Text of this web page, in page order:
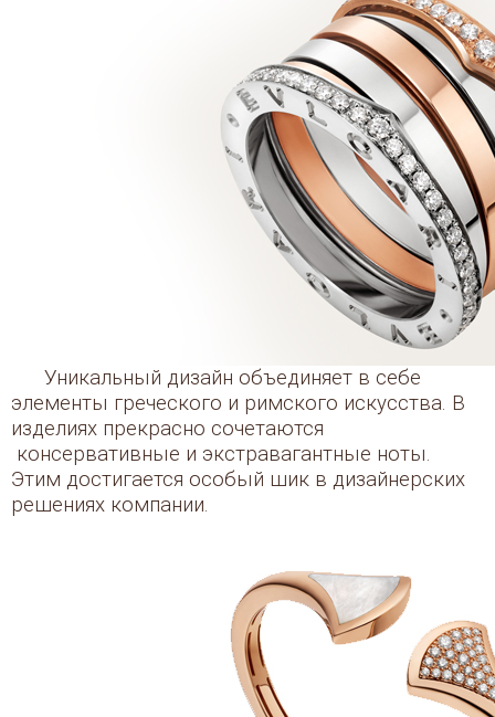
Уникальный дизайн объединяет в себе
элементы греческого и римского искусства. В
изделиях прекрасно сочетаются
консервативные и экстравагантные ноты.
Этим достигается особый шик в дизайнерских
решениях компании.